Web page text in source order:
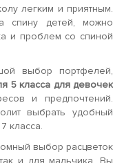
легким и приятным.
спину детей, можно
и проблем со спиной
выбор портфелей,
5 класса для девочек
и предпочтений.
выбрать удобный
класса.
выбор расцветок